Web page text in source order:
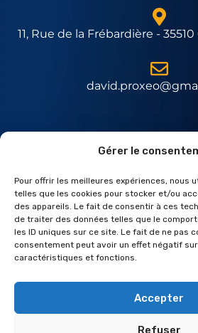
Gérer le
Pour offrir les meilleures expériences, nous
telles que les cookies pour stocker et/ou
des appareils. Le fait de consentir à ces
de traiter des données telles que le
les ID uniques sur ce site. Le fait de ne pas
consentement peut avoir un effet négatif
caractéristiques et fonctions.
Accepter
Refuser
11, Rue de la Frébardière - 35510
Expert